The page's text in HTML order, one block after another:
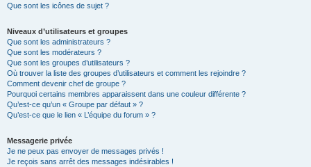
Que sont les icônes de sujet ?
Niveaux d’utilisateurs et groupes
Que sont les administrateurs ?
Que sont les modérateurs ?
Que sont les groupes d’utilisateurs ?
Où trouver la liste des groupes d’utilisateurs et comment les rejoindre ?
Comment devenir chef de groupe ?
Pourquoi certains membres apparaissent dans une couleur différente ?
Qu’est-ce qu’un « Groupe par défaut » ?
Qu’est-ce que le lien « L’équipe du forum » ?
Messagerie privée
Je ne peux pas envoyer de messages privés !
Je reçois sans arrêt des messages indésirables !